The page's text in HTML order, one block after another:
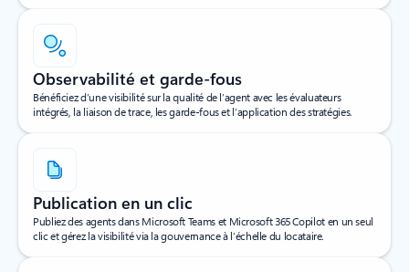
Observabilité et garde-fous
Bénéficiez d’une visibilité sur la qualité de l’agent avec les évaluateurs
intégrés, la liaison de trace, les garde-fous et l’application des stratégies.
Publication en un clic
Publiez des agents dans Microsoft Teams et Microsoft 365 Copilot en un seul
clic et gérez la visibilité via la gouvernance à l’échelle du locataire.